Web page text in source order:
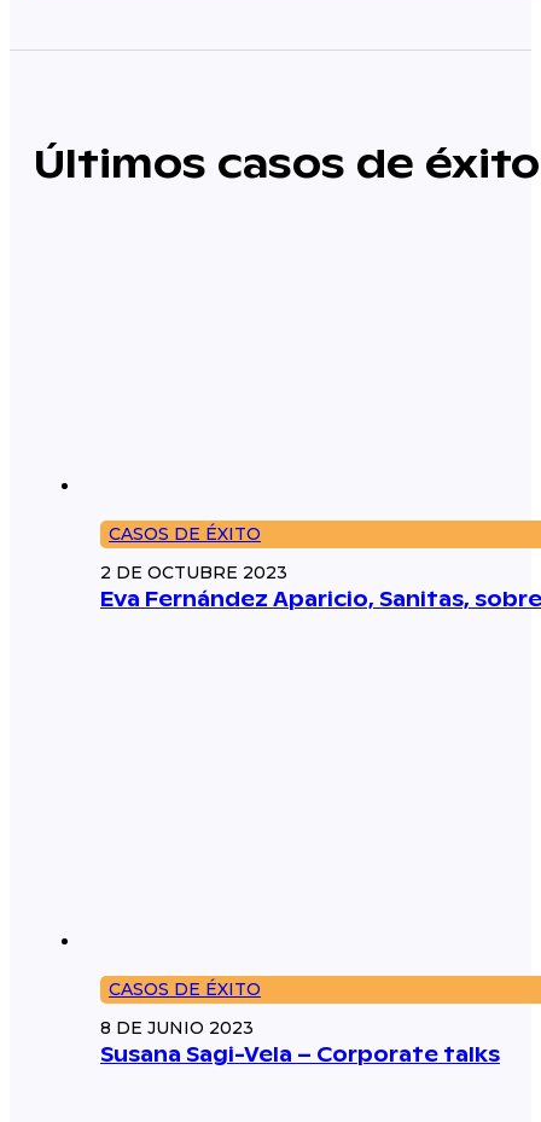
Últimos casos de éxito
CASOS DE ÉXITO
2 DE OCTUBRE 2023
Eva Fernández Aparicio, Sanitas,
CASOS DE ÉXITO
8 DE JUNIO 2023
Susana Sagi-Vela – Corporate talks